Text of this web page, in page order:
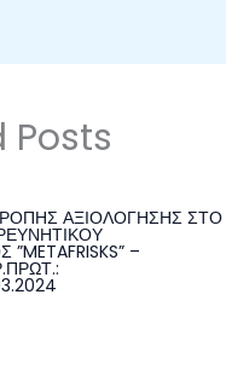
Posts
ΑΞΙΟΛΟΓΗΣΗΣ ΣΤΟ
–